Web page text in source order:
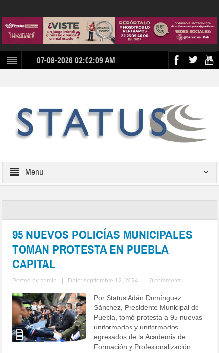
07-08-2026 02:02:09 AM
Menu
95 NUEVOS POLICÍAS MUNICIPALES
TOMAN PROTESTA EN PUEBLA
CAPITAL
Posted byadmin Date: septiembre 12, 2024 0 comments
Por Status Adán Domínguez
Sánchez, Presidente Municipal de
Puebla, tomó protesta a 95 nuevas
uniformadas y uniformados
egresados de la Academia de
Formación y Profesionalización